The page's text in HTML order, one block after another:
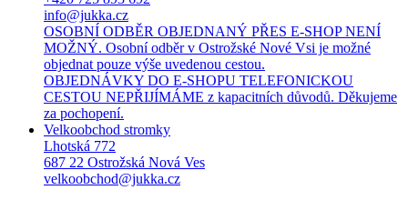
info@jukka.cz
OSOBNÍ ODBĚR OBJEDNANÝ PŘES E-SHOP NENÍ
MOŽNÝ. Osobní odběr v Ostrožské Nové Vsi je možné
objednat pouze výše uvedenou cestou.
OBJEDNÁVKY DO E-SHOPU TELEFONICKOU
CESTOU NEPŘIJÍMÁME z kapacitních důvodů. Děkujeme
za pochopení.
Velkoobchod stromky
Lhotská 772
687 22 Ostrožská Nová Ves
velkoobchod@jukka.cz